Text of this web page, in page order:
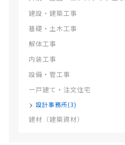
建設・建築工事
基礎・土木工事
解体工事
内装工事
設備・管工事
一戸建て・注文住宅
設計事務所(3)
建材（建築資材）